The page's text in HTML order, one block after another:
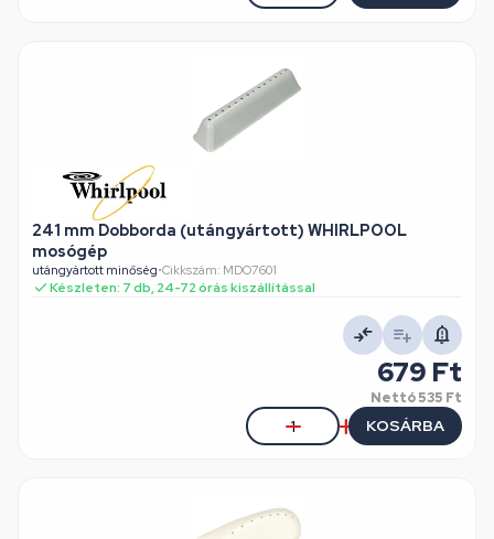
241 mm Dobborda (utángyártott) WHIRLPOOL
mosógép
utángyártott minőség•Cikkszám: MDO7601
Készleten: 7 db, 24-72 órás kiszállítással
679 Ft
Nettó535 Ft
KOSÁRBA